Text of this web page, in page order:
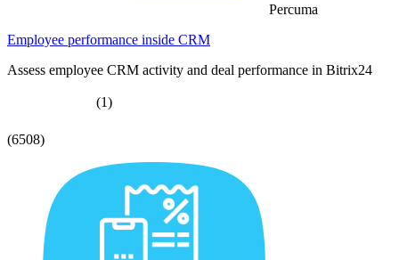
Percuma
Employee performance inside CRM
Assess employee CRM activity and deal performance in Bitrix24
(1)
(6508)